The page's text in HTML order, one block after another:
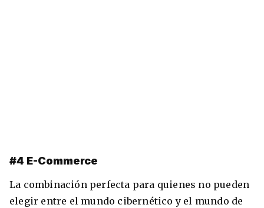
#4 E-Commerce
La combinación perfecta para quienes no pueden
elegir entre el mundo cibernético y el mundo de